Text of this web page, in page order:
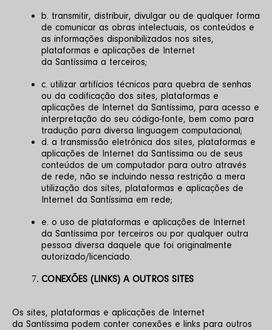
b. transmitir, distribuir, divulgar ou de qualquer forma
de comunicar as obras intelectuais, os conteúdos e
as informações disponibilizados nos sites,
plataformas e aplicações de Internet
da Santíssima a terceiros;
c. utilizar artifícios técnicos para quebra de senhas
ou da codificação dos sites, plataformas e
aplicações de Internet da Santíssima, para acesso e
interpretação do seu código-fonte, bem como para
tradução para diversa linguagem computacional;
d. a transmissão eletrônica dos sites, plataformas e
aplicações de Internet da Santíssima ou de seus
conteúdos de um computador para outro através
de rede, não se incluindo nessa restrição a mera
utilização dos sites, plataformas e aplicações de
Internet da Santíssima em rede;
e. o uso de plataformas e aplicações de Internet
da Santíssima por terceiros ou por qualquer outra
pessoa diversa daquele que foi originalmente
autorizado/licenciado.
CONEXÕES (LINKS) A OUTROS SITES
Os sites, plataformas e aplicações de Internet
da Santíssima podem conter conexões e links para outros